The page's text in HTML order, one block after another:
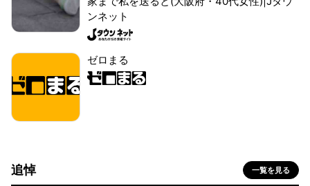
ンネット
ゼロまる
追悼 一覧を見る